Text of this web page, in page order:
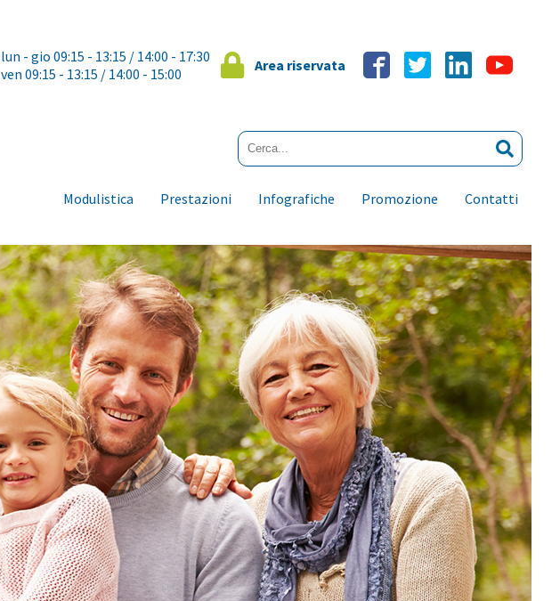
lun - gio 09:15 - 13:15 / 14:00 - 17:30
ven 09:15 - 13:15 / 14:00 - 15:00
Area riservata
Modulistica Prestazioni Infografiche Promozione Contatti